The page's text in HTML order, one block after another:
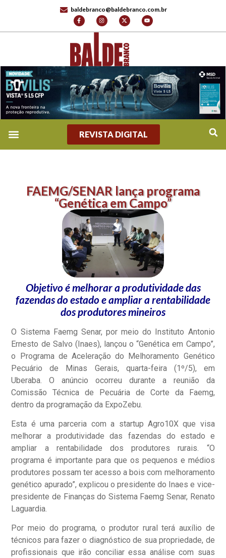
baldebranco@baldebranco.com.br
REVISTA DIGITAL
FAEMG/SENAR lança programa
“Genética em Campo”
Objetivo é melhorar a produtividade das
fazendas do estado e ampliar a rentabilidade
dos produtores mineiros
O Sistema Faemg Senar, por meio do Instituto Antonio
Ernesto de Salvo (Inaes), lançou o “Genética em Campo”,
o Programa de Aceleração do Melhoramento Genético
Pecuário de Minas Gerais, quarta-feira (1º/5), em
Uberaba. O anúncio ocorreu durante a reunião da
Comissão Técnica de Pecuária de Corte da Faemg,
dentro da programação da ExpoZebu.
Esta é uma parceria com a startup Agro10X que visa
melhorar a produtividade das fazendas do estado e
ampliar a rentabilidade dos produtores rurais. “O
programa é importante para que os pequenos e médios
produtores possam ter acesso a bois com melhoramento
genético apurado”, explicou o presidente do Inaes e vice-
presidente de Finanças do Sistema Faemg Senar, Renato
Laguardia.
Por meio do programa, o produtor rural terá auxílio de
técnicos para fazer o diagnóstico de sua propriedade, de
profissionais que irão conciliar essa análise com suas